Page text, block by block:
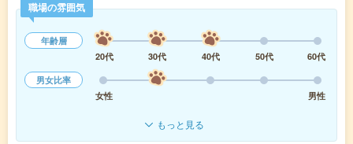
職場の雰囲気
年齢層
20代
30代 40代 50代
60代
男女比率
女性
男性
もっと見る